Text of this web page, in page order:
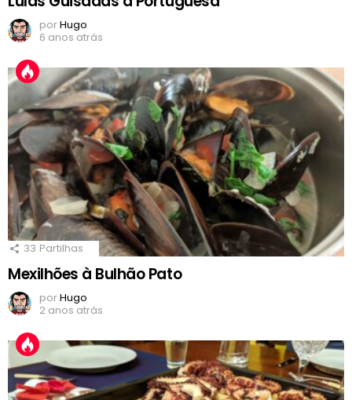
porHugo
6 anos atrás
33 Partilhas
Mexilhões à Bulhão Pato
porHugo
2 anos atrás